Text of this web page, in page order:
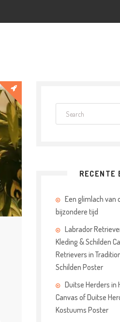
RECENTE
Een glimlach van
bijzondere tijd
Labrador
Kleding & Schilden
Retrievers in
Schilden Poster
Duitse Herders in
Canvas of Duitse
Kostuums Poster